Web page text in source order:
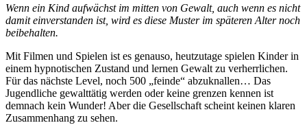
Wenn ein Kind aufwächst im mitten von Gewalt, auch wenn es nicht
damit einverstanden ist, wird es diese Muster im späteren Alter noch
beibehalten.
Mit Filmen und Spielen ist es genauso, heutzutage spielen Kinder in
einem hypnotischen Zustand und lernen Gewalt zu verherrlichen.
Für das nächste Level, noch 500 „feinde“ abzuknallen… Das
Jugendliche gewalttätig werden oder keine grenzen kennen ist
demnach kein Wunder! Aber die Gesellschaft scheint keinen klaren
Zusammenhang zu sehen.